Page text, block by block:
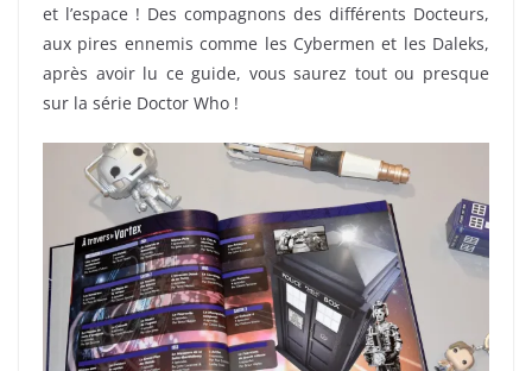
et l’espace ! Des compagnons des différents Docteurs,
aux pires ennemis comme les Cybermen et les Daleks,
après avoir lu ce guide, vous saurez tout ou presque
sur la série Doctor Who !